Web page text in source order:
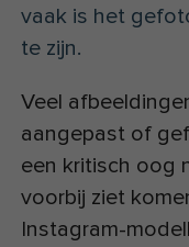
vaak is het
te zijn.
Veel
aangepast of
een kritisch oog
voorbij ziet
Instagram-